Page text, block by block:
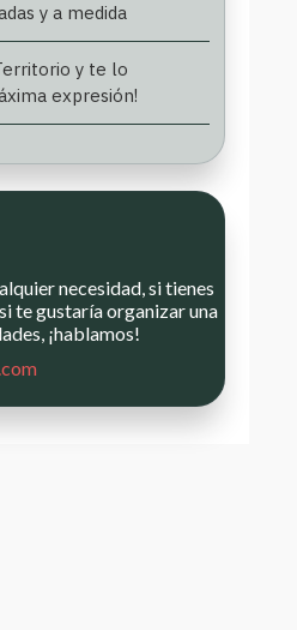
y a medida
y te lo
expresión!
necesidad, si tienes
te gustaría organizar una
¡hablamos!